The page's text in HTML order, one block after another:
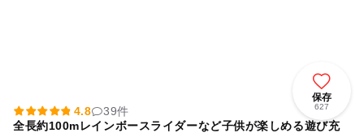
保存
627
4.8
39件
全長約100mレインボースライダーなど子供が楽しめる遊び充